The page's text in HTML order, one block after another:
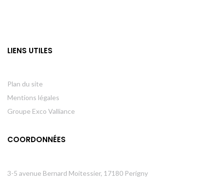
LIENS UTILES
Plan du site
Mentions légales
Groupe Exco Valliance
COORDONNÉES
3-5 avenue Bernard Moitessier, 17180 Perigny